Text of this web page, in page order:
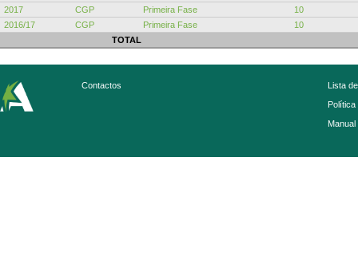
2017
CGP Primeira Fase
10
2016/17
CGP Primeira Fase
10
TOTAL
Contactos
Lista
Política